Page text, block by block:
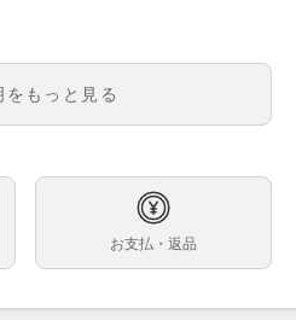
をもっと見る
お支払・返品